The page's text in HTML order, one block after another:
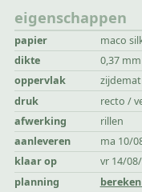
eigenschappen
papier
maco
dikte
0,37 mm
oppervlak
druk
recto /
afwerking
rillen
aanleveren
ma 10/
klaar op
vr 14/
planning